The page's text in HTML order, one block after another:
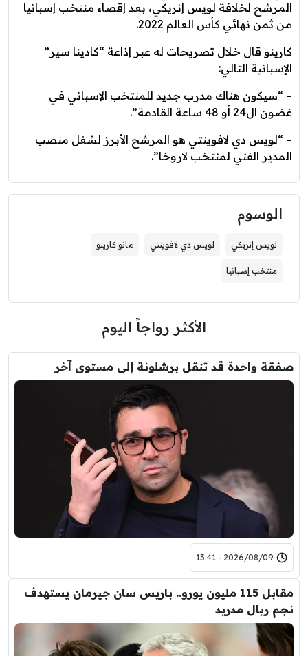
المرشح لخلافة لويس إنريكي، بعد إقصاء منتخب إسبانيا
من ثمن نهائي كأس العالم 2022.
كارينو قال خلال تصريحات له عبر إذاعة “كادينا سير”
الإسبانية التالي:
– “سيكون هناك مدرب جديد للمنتخب الإسباني في
غضون ال24 أو 48 ساعة القادمة”.
– “لويس دي لافوينتي هو المرشح الأبرز لشغل منصب
المدير الفني لمنتخب لاروخا”.
الوسوم
لويس إنريكي لويس دي لافوينتي مانو كارينو
منتخب إسبانيا
الأكثر رواجاً اليوم
صفقة واحدة قد تنقل برشلونة إلى مستوى آخر
2026/08/09 - 13:41
مقابل 115 مليون يورو.. باريس سان جيرمان يستهدف
نجم ريال مدريد